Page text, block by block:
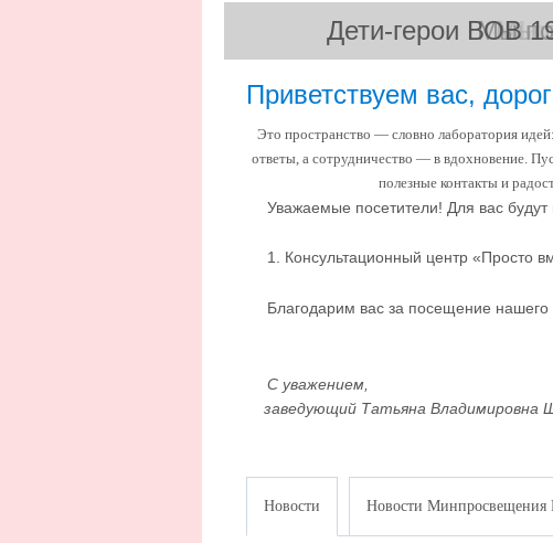
МыМы
Мы
Мы
Мы
Дети-герои ВОВ
Приветствуем вас,
Это пространство — словно лаборатория
ответы, а сотрудничество — в вдохновение.
полезные контакты и
Уважаемые посетители! Для вас
1. Консультационный центр «Просто
Благодарим вас за посещение
С уважением,
заведующий Татьяна Владимировна
Новости Новости Минпросвещения